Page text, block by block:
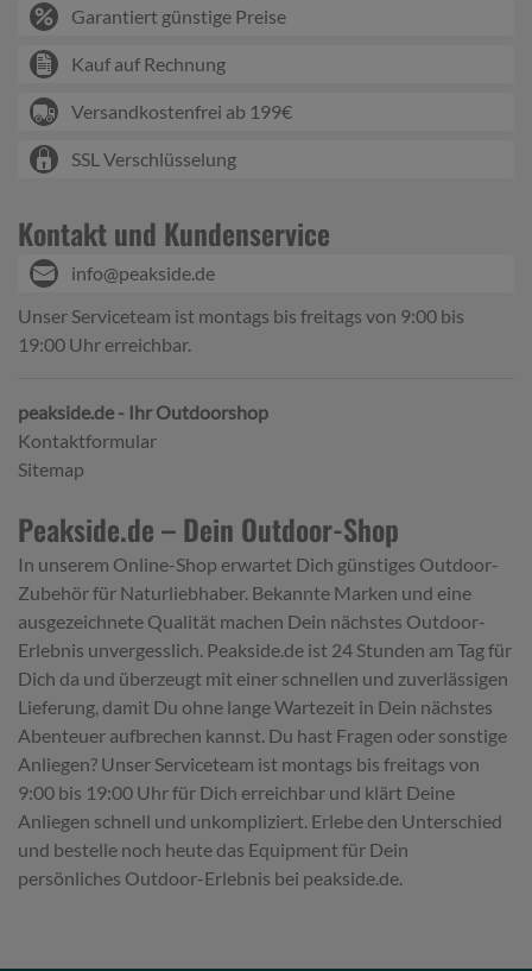
Garantiert günstige Preise
Kauf auf Rechnung
Versandkostenfrei ab 199€
SSL Verschlüsselung
Kontakt und Kundenservice
info@peakside.de
Unser Serviceteam ist montags bis freitags von 9:00 bis
19:00 Uhr erreichbar.
peakside.de - Ihr Outdoorshop
Kontaktformular
Sitemap
Peakside.de – Dein Outdoor-Shop
In unserem Online-Shop erwartet Dich günstiges Outdoor-
Zubehör für Naturliebhaber. Bekannte Marken und eine
ausgezeichnete Qualität machen Dein nächstes Outdoor-
Erlebnis unvergesslich. Peakside.de ist 24 Stunden am Tag für
Dich da und überzeugt mit einer schnellen und zuverlässigen
Lieferung, damit Du ohne lange Wartezeit in Dein nächstes
Abenteuer aufbrechen kannst. Du hast Fragen oder sonstige
Anliegen? Unser Serviceteam ist montags bis freitags von
9:00 bis 19:00 Uhr für Dich erreichbar und klärt Deine
Anliegen schnell und unkompliziert. Erlebe den Unterschied
und bestelle noch heute das Equipment für Dein
persönliches Outdoor-Erlebnis bei peakside.de.